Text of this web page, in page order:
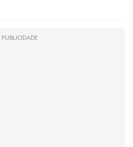
PUBLICIDADE